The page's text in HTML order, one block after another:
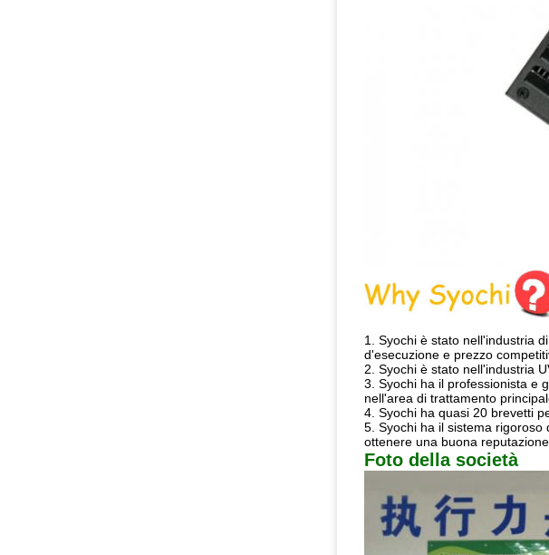
1. Syochi è stato nell'industria
d'esecuzione e prezzo
2. Syochi è stato nell'industria
3. Syochi ha il professionista e
nell'area di trattamento
4. Syochi ha quasi 20 brevetti
5. Syochi ha il sistema
ottenere una buona reputazione.
Foto della società